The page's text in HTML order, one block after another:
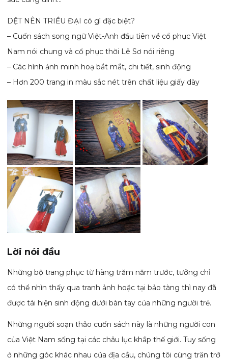
DỆT NÊN TRIỀU ĐẠI có gì đặc biệt?
– Cuốn sách song ngữ Việt-Anh đầu tiên về cổ phục Việt
Nam nói chung và cổ phục thời Lê Sơ nói riêng
– Các hình ảnh minh hoạ bắt mắt, chi tiết, sinh động
– Hơn 200 trang in màu sắc nét trên chất liệu giấy dày
Lời nói đầu
Những bộ trang phục từ hàng trăm năm trước, tưởng chỉ
có thể nhìn thấy qua tranh ảnh hoặc tại bảo tàng thì nay đã
được tái hiện sinh động dưới bàn tay của những người trẻ.
Những người soạn thảo cuốn sách này là những người con
của Việt Nam sống tại các châu lục khắp thế giới. Tuy sống
ở những góc khác nhau của địa cầu, chúng tôi cùng trăn trở